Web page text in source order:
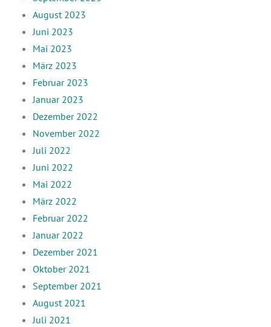
August 2023
Juni 2023
Mai 2023
März 2023
Februar 2023
Januar 2023
Dezember 2022
November 2022
Juli 2022
Juni 2022
Mai 2022
März 2022
Februar 2022
Januar 2022
Dezember 2021
Oktober 2021
September 2021
August 2021
Juli 2021